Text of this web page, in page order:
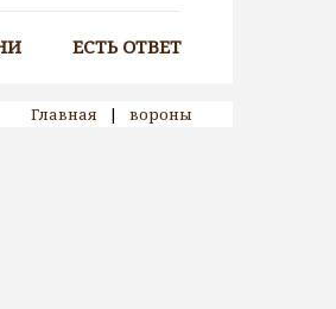
ЕСТЬ ОТВЕТ
Главная | вороны